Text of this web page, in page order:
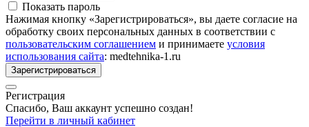
Показать пароль
Нажимая кнопку «Зарегистрироваться», вы даете согласие на
обработку своих персональных данных в соответствии с
пользовательским соглашением и принимаете условия
использования сайта: medtehnika-1.ru
Зарегистрироваться
Регистрация
Спасибо, Ваш аккаунт успешно создан!
Перейти в личный кабинет